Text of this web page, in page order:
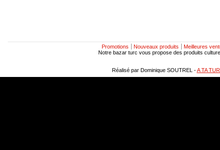
Promotions Nouveaux produits
Meilleures
Notre bazar turc vous propose des produits
Réalisé par Dominique SOUTREL -A TA